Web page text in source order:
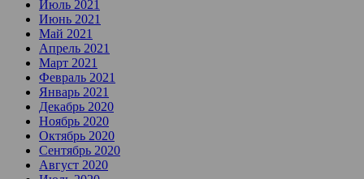
Июль 2021
Июнь 2021
Май 2021
Апрель 2021
Март 2021
Февраль 2021
Январь 2021
Декабрь 2020
Ноябрь 2020
Октябрь 2020
Сентябрь 2020
Август 2020